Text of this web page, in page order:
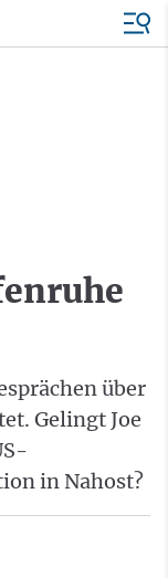
über
Gelingt Joe
in Nahost?